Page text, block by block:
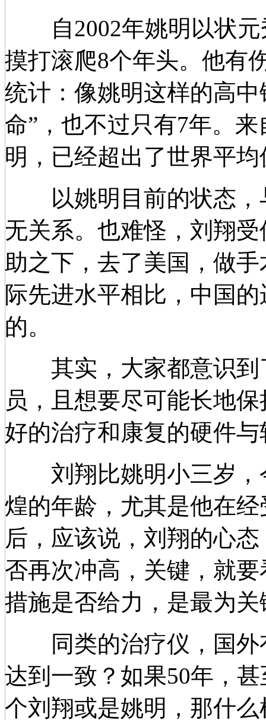
自2002年姚明以状元
摸打滚爬8个年头。他有
统计：像姚明这样的高
命”，也不过只有7年。
明，已经超出了世界平
以姚明目前的状态，
无关系。也难怪，刘翔
助之下，去了美国，做
际先进水平相比，中国
的。
其实，大家都意识到
员，且想要尽可能长地
好的治疗和康复的硬件
刘翔比姚明小三岁，
煌的年龄，尤其是他在
后，应该说，刘翔的心
否再次冲高，关键，就
措施是否给力，是最为
同类的治疗仪，国外
达到一致？如果50年，
个刘翔或是姚明，那什